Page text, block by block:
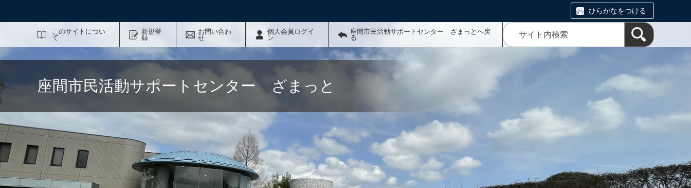
ひらがなをつける
このサイトについ
て
新規登
録
お問い合わ
せ
個人会員ログイ
ン
座間市民活動サポートセンター ざまっとへ戻
る
座間市民活動サポートセンター ざまっと